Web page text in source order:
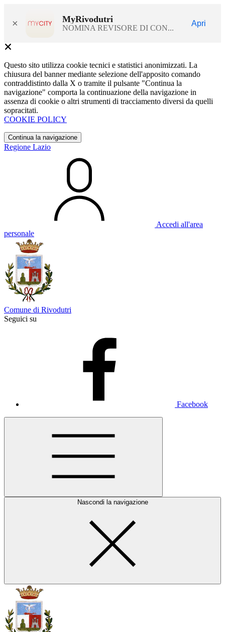
× MyRivodutri
NOMINA REVISORE DI CON...
Apri
Questo sito utilizza cookie tecnici e statistici anonimizzati. La
chiusura del banner mediante selezione dell'apposito comando
contraddistinto dalla X o tramite il pulsante "Continua la
navigazione" comporta la continuazione della navigazione in
assenza di cookie o altri strumenti di tracciamento diversi da quelli
sopracitati.
COOKIE POLICY
Continua la navigazione
Regione Lazio
Accedi all'area
personale
Comune di Rivodutri
Seguici su
Facebook
Nascondi la navigazione